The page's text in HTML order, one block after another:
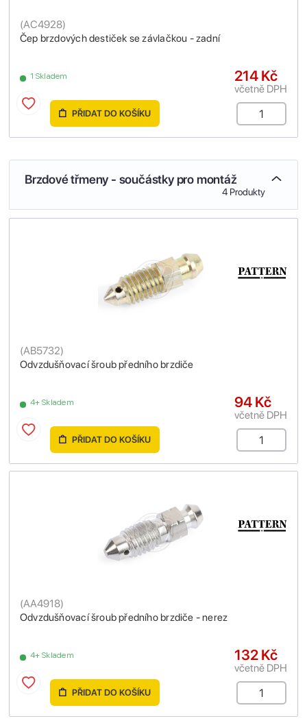
Čep brzdových destiček se závlačkou - zadní
(AC4928)
1 Skladem 214 Kč
včetně DPH
PŘIDAT DO KOŠÍKU
Brzdové třmeny - součástky pro montáž
4 Produkty
Odvzdušňovací šroub předního brzdiče
(AB5732)
4+ Skladem 94 Kč
včetně DPH
PŘIDAT DO KOŠÍKU
Odvzdušňovací šroub předního brzdiče - nerez
(AA4918)
4+ Skladem 132 Kč
včetně DPH
PŘIDAT DO KOŠÍKU